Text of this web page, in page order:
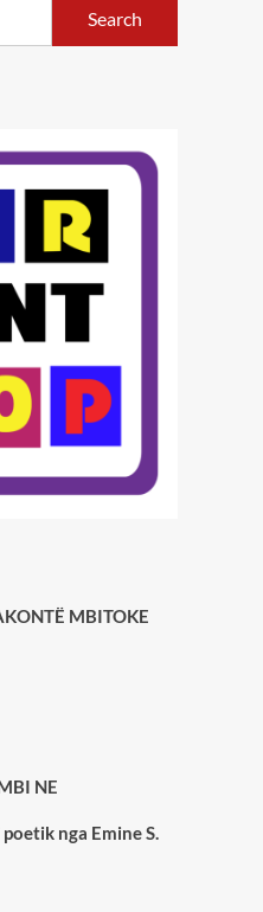
MBITOKE
NE
nga Emine S.